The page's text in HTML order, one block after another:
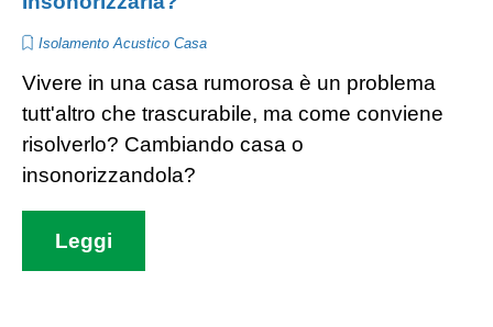
Isolamento Acustico Casa
Vivere in una casa rumorosa è un problema
tutt'altro che trascurabile, ma come conviene
risolverlo? Cambiando casa o
insonorizzandola?
Leggi